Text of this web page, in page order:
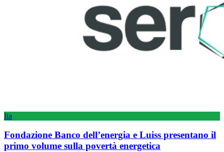
Ita
Fondazione Banco dell’energia e Luiss presentano il
primo volume sulla povertà energetica